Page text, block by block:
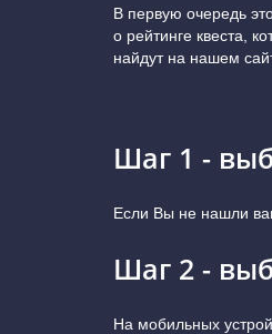
В первую очередь
о рейтинге квеста,
найдут на нашем
Шаг 1 -
Если Вы не нашли
Шаг 2 -
На мобильных